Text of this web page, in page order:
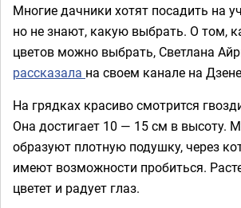
Многие дачники хотят посадить на
но не знают, какую выбрать. О том,
цветов можно выбрать, Светлана
рассказала на своем канале на
На грядках красиво смотрится
Она достигает 10 — 15 см в высоту.
образуют плотную подушку, через
имеют возможности пробиться.
цветет и радует глаз.